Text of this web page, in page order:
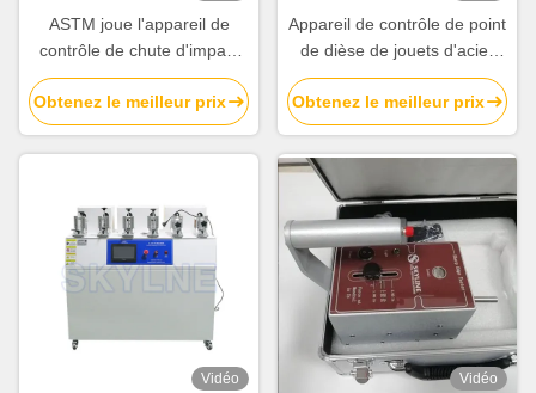
ASTM joue l'appareil de
contrôle de chute d'impact
de bille d'acier de jouet
d'équipement d'essai pour
en plastique/en céramique
Obtenez le meilleur prix
Appareil de contrôle de point
de dièse de jouets d'acier
inoxydable d'OIN 8124-1
EN71-1 ASTM pour des
produits d'enfants
Obtenez le meilleur prix
Vidéo Vidéo